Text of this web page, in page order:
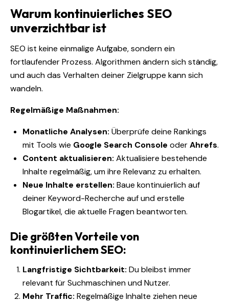
Warum kontinuierliches SEO
unverzichtbar ist
SEO ist keine einmalige Aufgabe, sondern ein
fortlaufender Prozess. Algorithmen ändern sich ständig,
und auch das Verhalten deiner Zielgruppe kann sich
wandeln.
Regelmäßige Maßnahmen:
Monatliche Analysen: Überprüfe deine Rankings
mit Tools wie Google Search Console oderAhrefs.
Content aktualisieren: Aktualisiere bestehende
Inhalte regelmäßig, um ihre Relevanz zu erhalten.
Neue Inhalte erstellen: Baue kontinuierlich auf
deiner Keyword-Recherche auf und erstelle
Blogartikel, die aktuelle Fragen beantworten.
Die größten Vorteile von
kontinuierlichem SEO:
Langfristige Sichtbarkeit: Du bleibst immer
relevant für Suchmaschinen und Nutzer.
Mehr Traffic: Regelmäßige Inhalte ziehen neue